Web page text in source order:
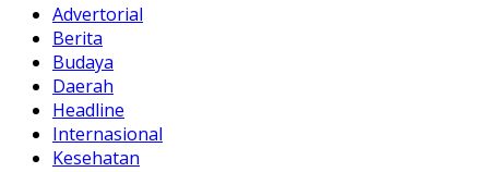
Advertorial
Berita
Budaya
Daerah
Headline
Internasional
Kesehatan